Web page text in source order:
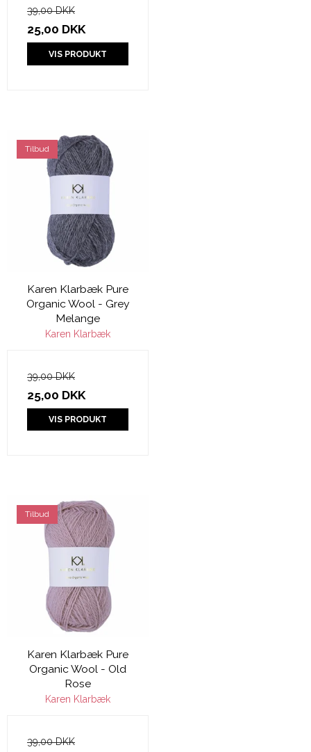
39,00 DKK
25,00 DKK
VIS PRODUKT
Tilbud
Karen Klarbæk Pure
Organic Wool - Grey
Melange
Karen Klarbæk
39,00 DKK
25,00 DKK
VIS PRODUKT
Tilbud
Karen Klarbæk Pure
Organic Wool - Old
Rose
Karen Klarbæk
39,00 DKK